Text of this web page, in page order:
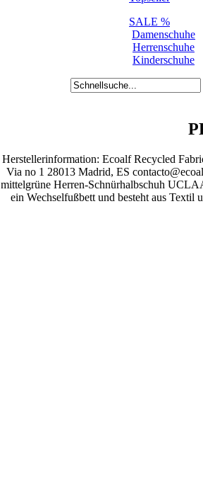
SALE %
Damenschuhe
Herrenschuhe
Kinderschuhe
Herstellerinformation: Ecoalf Recycled
Via no 1 28013 Madrid, ES
mittelgrüne Herren-Schnürhalbschuh
ein Wechselfußbett und besteht aus Textil